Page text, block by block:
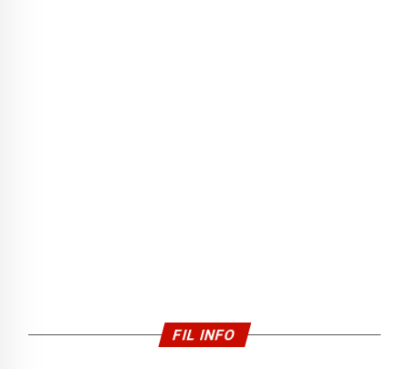
FIL INFO